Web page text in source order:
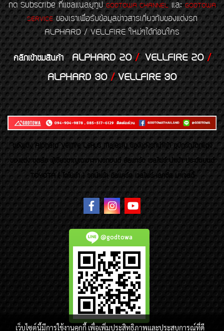
กด Subscribe ที่แชลแนลยูทูป GODTOWA CHANNELและGODTOWA
SERVICEของเราเพื่อรับข้อมูลข่าวสารเกี่ยวกับของแต่งรถ
ALPHARD / VELLFIRE ใหม่ๆได้ก่อนใคร
คลิกเข้าชมสินค้า ALPHARD 20/VELLFIRE 20/
ALPHARD 30/VELLFIRE 30
ของเเต่ง Alphard Vellfire Lexus Majesty ของเเต่งรถนำเข้า อุปกรณ์ตกแต่ง
ของแต่ง ชุดล้อ ผู้เชี่ยวชาญเฉพาะทางรถยนต์ อัลพาร์ด เวลไฟร์ นำเข้า ประดับยนต์
TOYOTA ( โตโยต้า ) รถนำเข้า อัลพาร์ด เวลไฟร์ เลกซัส มาเจสตี้
@godtowa
เว็บไซต์นี้มีการใช้งานคุกกี้ เพื่อเพิ่มประสิทธิภาพและประสบการณ์ที่ดี